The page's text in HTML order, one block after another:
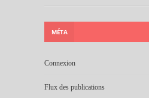
MÉTA
Connexion
Flux des publications